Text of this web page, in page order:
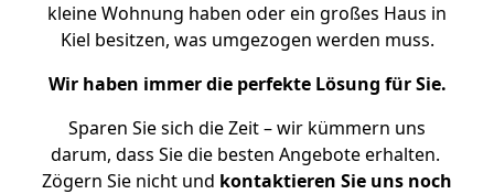
kleine Wohnung haben oder ein großes Haus in
Kiel besitzen, was umgezogen werden muss.
Wir haben immer die perfekte Lösung für Sie.
Sparen Sie sich die Zeit – wir kümmern uns
darum, dass Sie die besten Angebote erhalten.
Zögern Sie nicht und kontaktieren Sie uns noch